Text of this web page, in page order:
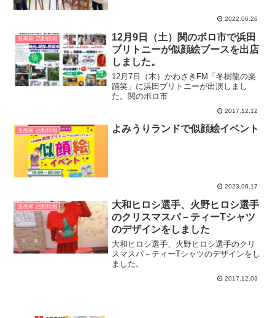
2022.06.26
漫画家 活動情報
12月9日（土）関のボロ市で浜田
ブリトニーが似顔絵ブースを出店
しました。
12月7日（木）かわさきFM「冬樹龍の楽
踊笑」に浜田ブリトニーが出演しまし
た。関のボロ市
2017.12.12
漫画家 活動情報 よみうりランドで似顔絵イベント
2023.06.17
漫画家 活動情報
大和ヒロシ選手、火野ヒロシ選手
のクリスマスパ－ティーTシャツ
のデザインをしました
大和ヒロシ選手、火野ヒロシ選手のクリ
スマスパ－ティーTシャツのデザインをし
ました。
2017.12.03